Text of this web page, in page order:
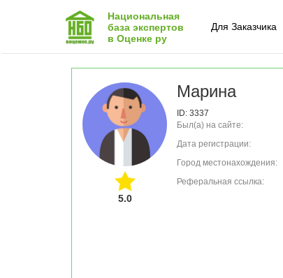
Национальная
база экспертов
в Оценке ру
Для Заказчика
5.0
Марина
ID: 3337
Был(а) на сайте:
Дата регистрации:
Город местонахождения:
Реферальная ссылка: